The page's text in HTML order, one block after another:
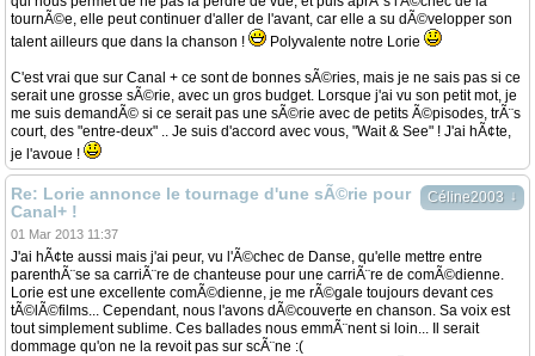
tournÃ©e, elle peut continuer d'aller de l'avant, car elle a su dÃ©velopper son
talent ailleurs que dans la chanson !
Polyvalente notre Lorie
C'est vrai que sur Canal + ce sont de bonnes sÃ©ries, mais je ne sais pas si ce
serait une grosse sÃ©rie, avec un gros budget. Lorsque j'ai vu son petit mot, je
me suis demandÃ© si ce serait pas une sÃ©rie avec de petits Ã©pisodes, trÃ¨s
court, des "entre-deux" .. Je suis d'accord avec vous, "Wait & See" ! J'ai hÃ¢te,
je l'avoue !
Céline2003 ↓
Re: Lorie annonce le tournage d'une sÃ©rie pour
Canal+ !
01 Mar 2013 11:37
J'ai hÃ¢te aussi mais j'ai peur, vu l'Ã©chec de Danse, qu'elle mettre entre
parenthÃ¨se sa carriÃ¨re de chanteuse pour une carriÃ¨re de comÃ©dienne.
Lorie est une excellente comÃ©dienne, je me rÃ©gale toujours devant ces
tÃ©lÃ©films... Cependant, nous l'avons dÃ©couverte en chanson. Sa voix est
tout simplement sublime. Ces ballades nous emmÃ¨nent si loin... Il serait
dommage qu'on ne la revoit pas sur scÃ¨ne :(